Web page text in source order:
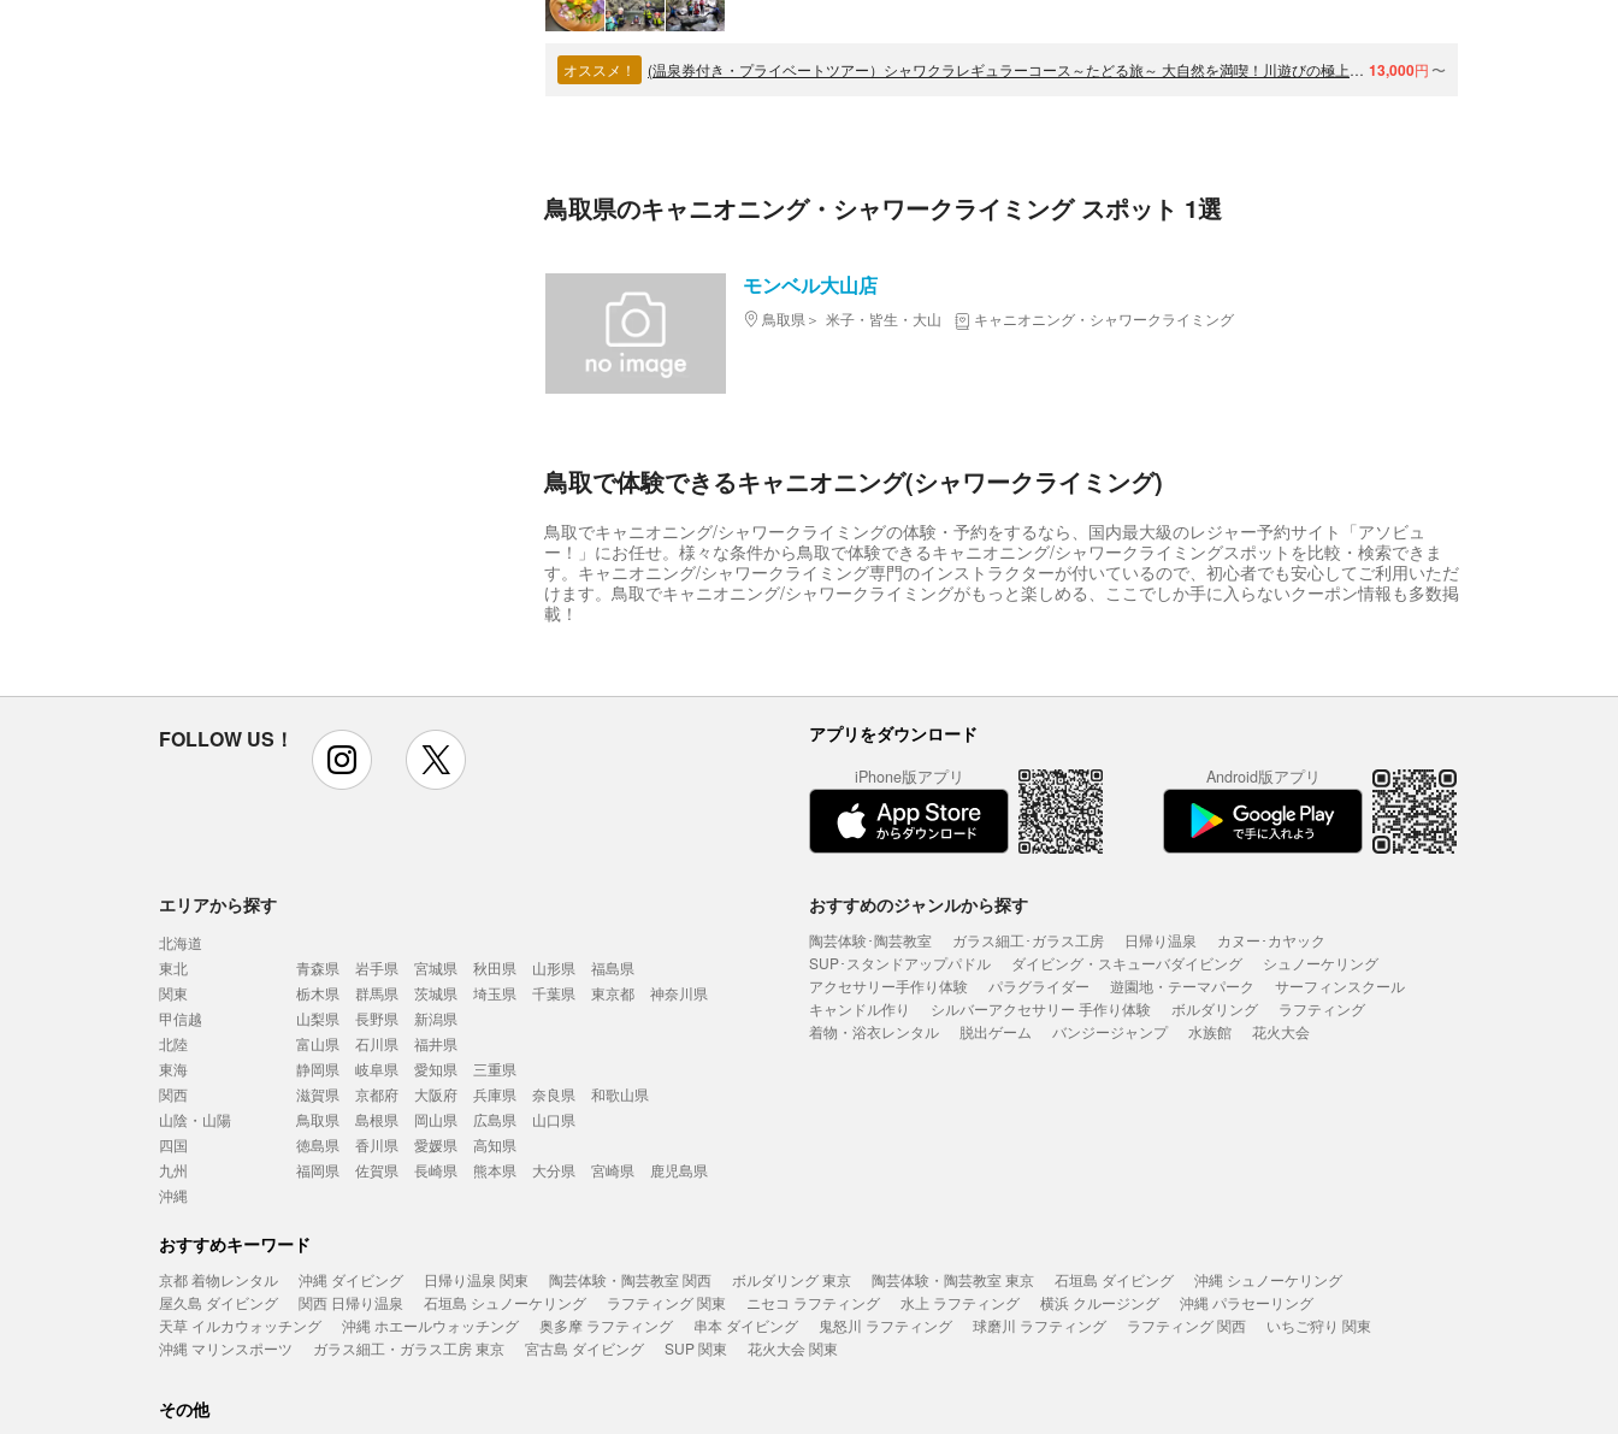
オススメ！ (温泉券付き・プライベートツアー）シャワクラレギュラーコース～たどる旅～ 大自然を満喫！川遊びの極上体験を1組限定で楽しむプライベートツアー 13,000円 〜
鳥取県のキャニオニング・シャワークライミング スポット 1選
モンベル大山店
鳥取県 米子・皆生・大山 キャニオニング・シャワークライミング
鳥取で体験できるキャニオニング(シャワークライミング)
鳥取でキャニオニング/シャワークライミングの体験・予約をするなら、国内最大級のレジャー予約サイト「アソビュ
ー！」にお任せ。様々な条件から鳥取で体験できるキャニオニング/シャワークライミングスポットを比較・検索できま
す。キャニオニング/シャワークライミング専門のインストラクターが付いているので、初心者でも安心してご利用いただ
けます。鳥取でキャニオニング/シャワークライミングがもっと楽しめる、ここでしか手に入らないクーポン情報も多数掲
載！
FOLLOW US！ instagram アプリをダウンロード
iPhone版アプリ Android版アプリ
エリアから探す
北海道
東北
青森県 岩手県 宮城県 秋田県 山形県
福島県
関東
栃木県 群馬県 茨城県 埼玉県 千葉県 東京都
神奈川県
甲信越
山梨県 長野県
新潟県
北陸
富山県 石川県
福井県
東海
静岡県 岐阜県 愛知県
三重県
関西
滋賀県 京都府 大阪府 兵庫県 奈良県
和歌山県
山陰・山陽
鳥取県 島根県 岡山県 広島県
山口県
四国
徳島県 香川県 愛媛県
高知県
九州
福岡県 佐賀県 長崎県 熊本県 大分県 宮崎県
鹿児島県
沖縄
おすすめのジャンルから探す
陶芸体験･陶芸教室 ガラス細工･ガラス工房 日帰り温泉
カヌー･カヤック
SUP･スタンドアップパドル
ダイビング・スキューバダイビング
シュノーケリング
アクセサリー手作り体験
パラグライダー 遊園地・テーマパーク
サーフィンスクール
キャンドル作り
シルバーアクセサリー 手作り体験 ボルダリング
ラフティング
着物・浴衣レンタル
脱出ゲーム バンジージャンプ 水族館 花火大会
おすすめキーワード
京都 着物レンタル 沖縄 ダイビング 日帰り温泉 関東 陶芸体験・陶芸教室 関西 ボルダリング 東京 陶芸体験・陶芸教室 東京 石垣島 ダイビング
沖縄 シュノーケリング
屋久島 ダイビング
関西 日帰り温泉 石垣島 シュノーケリング ラフティング 関東 ニセコ ラフティング 水上 ラフティング 横浜 クルージング
沖縄 パラセーリング
天草 イルカウォッチング
沖縄 ホエールウォッチング 奥多摩 ラフティング 串本 ダイビング 鬼怒川 ラフティング 球磨川 ラフティング ラフティング 関西
いちご狩り 関東
沖縄 マリンスポーツ
ガラス細工・ガラス工房 東京 宮古島 ダイビング SUP 関東 花火大会 関東
その他